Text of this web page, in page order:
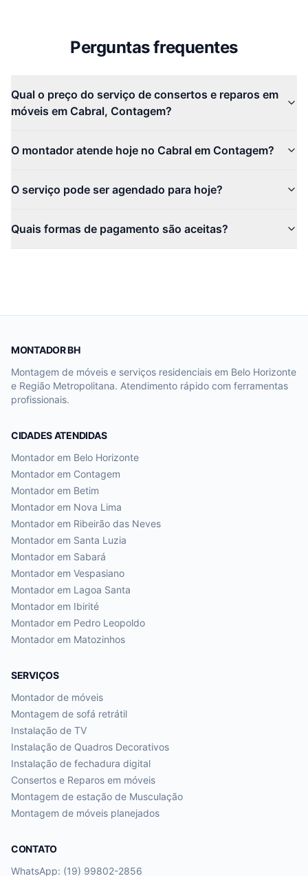
Perguntas frequentes
Qual o preço do serviço de consertos e reparos em
móveis em Cabral, Contagem?
O montador atende hoje no Cabral em Contagem?
O serviço pode ser agendado para hoje?
Quais formas de pagamento são aceitas?
MONTADOR BH
Montagem de móveis e serviços residenciais em Belo Horizonte
e Região Metropolitana. Atendimento rápido com ferramentas
profissionais.
CIDADES ATENDIDAS
Montador em Belo Horizonte
Montador em Contagem
Montador em Betim
Montador em Nova Lima
Montador em Ribeirão das Neves
Montador em Santa Luzia
Montador em Sabará
Montador em Vespasiano
Montador em Lagoa Santa
Montador em Ibirité
Montador em Pedro Leopoldo
Montador em Matozinhos
SERVIÇOS
Montador de móveis
Montagem de sofá retrátil
Instalação de TV
Instalação de Quadros Decorativos
Instalação de fechadura digital
Consertos e Reparos em móveis
Montagem de estação de Musculação
Montagem de móveis planejados
CONTATO
WhatsApp: (19) 99802-2856